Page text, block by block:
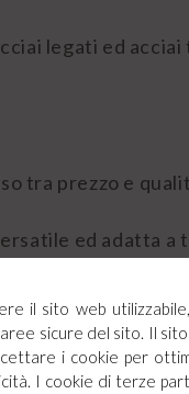
legati ed
tra prezzo e
ed adatta
il sito web
sicure del sito. Il
i cookie per
I cookie di terze